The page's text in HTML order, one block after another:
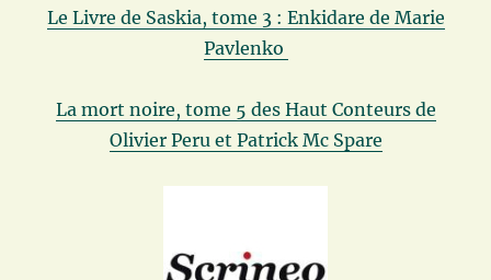
Le Livre de Saskia, tome 3 : Enkidare de Marie
Pavlenko
La mort noire, tome 5 des Haut Conteurs de
Olivier Peru et Patrick Mc Spare